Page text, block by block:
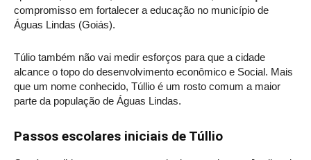
compromisso em fortalecer a educação no município de
Águas Lindas (Goiás).
Túlio também não vai medir esforços para que a cidade
alcance o topo do desenvolvimento econômico e Social. Mais
que um nome conhecido, Túllio é um rosto comum a maior
parte da população de Águas Lindas.
Passos escolares iniciais de Túllio